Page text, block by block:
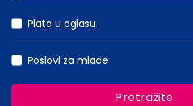
Plata u oglasu
Poslovi za mlade
Pretražite